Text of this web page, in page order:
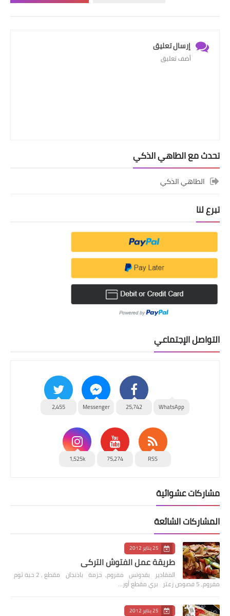
إرسال تعليق
أضف تعليق
تحدث مع الطاهي الذكي
الطاهي الذكي
تبرع لنا
التواصل الإجتماعي
WhatsApp
25,742
Messenger
2,455
RSS
75,274
1,525k
مشاركات عشوائية
المشاركات الشائعة
25 يناير 2012
طريقة عمل الفتوش التركي
المقادير بقدونس مفروم, حزمة باذنجان مقطع , 2 حبة ثوم
مفروم, 5 فصوص زعتر بري مقطع أور…
25 يناير 2012